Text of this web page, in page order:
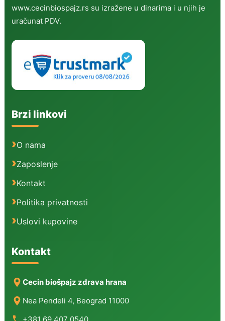
www.cecinbiospajz.rs su izražene u dinarima i u njih je
uračunat PDV.
Brzi linkovi
O nama
Zaposlenje
Kontakt
Politika privatnosti
Uslovi kupovine
Kontakt
Cecin biošpajz zdrava hrana
Nea Pendeli 4, Beograd 11000